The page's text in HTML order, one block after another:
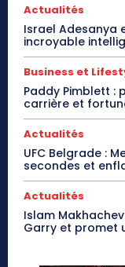
Actualités
Israel Adesanya
incroyable
Business et
Paddy Pimblett :
carrière et
Actualités
UFC Belgrade :
secondes et
Actualités
Islam
Garry et promet